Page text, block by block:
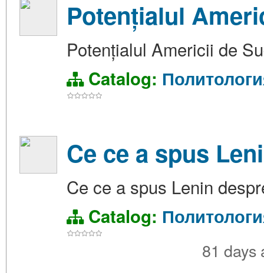
Potențialul
Potențialul Americii de
Catalog:
Ce ce a spus
Ce ce a spus Lenin
Catalog:
81